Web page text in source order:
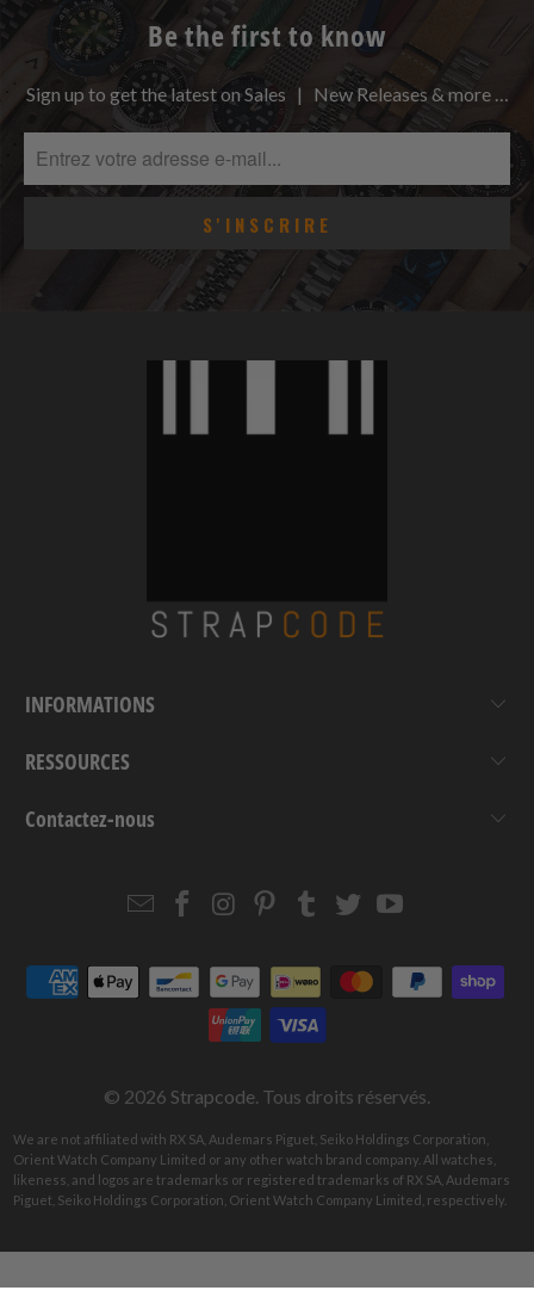
Be the first to know
Sign up to get the latest on Sales | New Releases & more …
INFORMATIONS
RESSOURCES
Contactez-nous
EmailStrapcode
Facebook
Strapcode
Instagram
Strapcode
Pinterest
Strapcode
Tumblr
Strapcode
TwitterYouTube
© 2026 Strapcode. Tous droits réservés.
We are not affiliated with RX SA, Audemars Piguet, Seiko Holdings Corporation,
Orient Watch Company Limited or any other watch brand company. All watches,
likeness, and logos are trademarks or registered trademarks of RX SA, Audemars
Piguet, Seiko Holdings Corporation, Orient Watch Company Limited, respectively.